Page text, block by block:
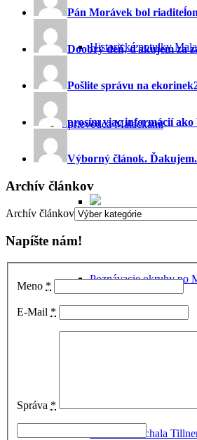
Historické potulky
Sprievodca Malackami
Poznávacie okruhy po
Múzeum Michala
Pán Morávek bol
Doobrý deň, ďakujem za
Pošlite správu na
prosím viac informácií
Výborný článok. Ďakujem.
Archív článkov
Archív článkov
Napíšte nám!
Meno *
E-Mail *
Správa *